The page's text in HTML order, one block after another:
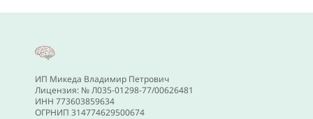
ИП Микеда Владимир Петрович
Лицензия: № Л035-01298-77/00626481
ИНН 773603859634
ОГРНИП 314774629500674